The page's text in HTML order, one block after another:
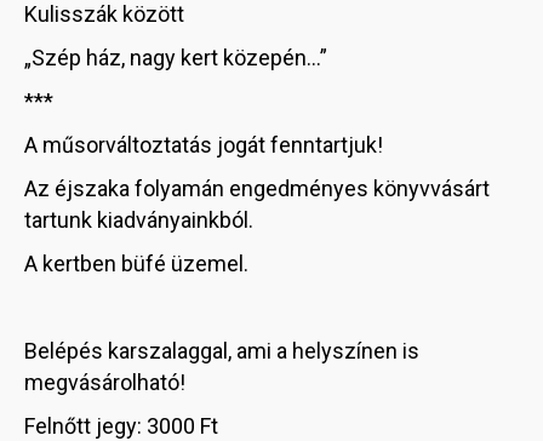
Kulisszák között
„Szép ház, nagy kert közepén…”
***
A műsorváltoztatás jogát fenntartjuk!
Az éjszaka folyamán engedményes könyvvásárt
tartunk kiadványainkból.
A kertben büfé üzemel.
Belépés karszalaggal, ami a helyszínen is
megvásárolható!
Felnőtt jegy: 3000 Ft